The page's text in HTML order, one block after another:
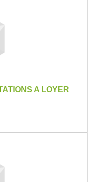
A LOYER